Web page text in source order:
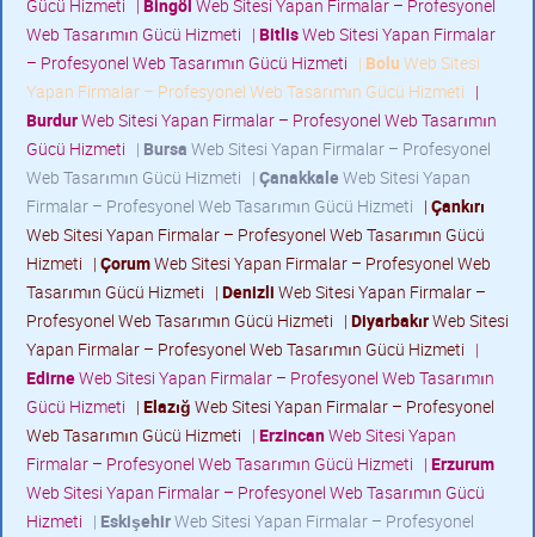
Gücü Hizmeti Bingöl Web Sitesi Yapan Firmalar – Profesyonel
Web Tasarımın Gücü Hizmeti | BitlisWeb Sitesi Yapan Firmalar
– Profesyonel Web Tasarımın Gücü Hizmeti | Bolu Web Sitesi
Yapan Firmalar – Profesyonel Web Tasarımın Gücü Hizmeti |
BurdurWeb Sitesi Yapan Firmalar – Profesyonel Web Tasarımın
Gücü Hizmeti | Bursa Web Sitesi Yapan Firmalar – Profesyonel
Web Tasarımın Gücü Hizmeti | Çanakkale Web Sitesi Yapan
Firmalar – Profesyonel Web Tasarımın Gücü Hizmeti | Çankırı
Web Sitesi Yapan Firmalar – Profesyonel Web Tasarımın Gücü
Hizmeti | ÇorumWeb Sitesi Yapan Firmalar – Profesyonel Web
Tasarımın Gücü Hizmeti | Denizli Web Sitesi Yapan Firmalar –
Profesyonel Web Tasarımın Gücü Hizmeti | DiyarbakırWeb Sitesi
Yapan Firmalar – Profesyonel Web Tasarımın Gücü Hizmeti |
EdirneWeb Sitesi Yapan Firmalar – Profesyonel Web Tasarımın
Gücü Hizmeti | Elazığ Web Sitesi Yapan Firmalar – Profesyonel
Web Tasarımın Gücü Hizmeti | ErzincanWeb Sitesi Yapan
Firmalar – Profesyonel Web Tasarımın Gücü Hizmeti | Erzurum
Web Sitesi Yapan Firmalar – Profesyonel Web Tasarımın Gücü
Hizmeti | EskişehirWeb Sitesi Yapan Firmalar – Profesyonel